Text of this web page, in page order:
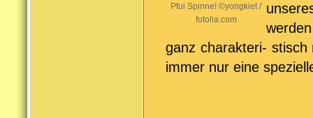
Pfui Spinne! ©yongkiet /
fotolia.com
ganz charakteri-
immer nur eine
.